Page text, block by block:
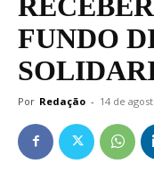
FUNDO
Por Redação - 14 de